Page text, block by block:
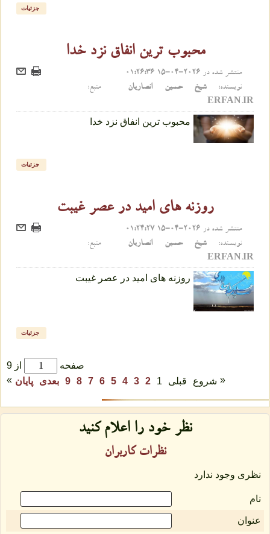
جزئیات
محبوب ترین انفاق نزد خدا
منتشر شده در 2026-04-15 01:26:36
نویسنده:شیخ حسین انصاریان
منبع:
ERFAN.IR
محبوب ترین انفاق نزد خدا
جزئیات
روزنه های امید در عصر غیبت
منتشر شده در 2026-04-15 01:24:27
نویسنده:شیخ حسین انصاریان
منبع:
ERFAN.IR
روزنه های امید در عصر غیبت
جزئیات
صفحه
از 9
« شروع قبلی 1
2
3
4
5
6
7
8
9 بعدی پایان »
نظر خود را اعلام كنید
نظرات كاربران
نظری وجود ندارد
نام
عنوان